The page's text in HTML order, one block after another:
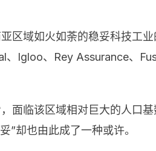
区域如火如荼的稳妥科技工
、Igloo、Rey Assurance、
面临该区域相对巨大的人口
”却也由此成了一种或许。